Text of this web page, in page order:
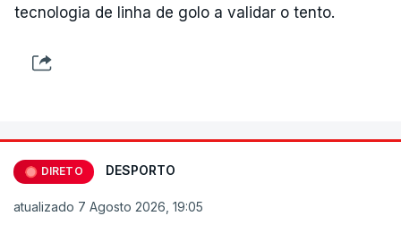
tecnologia de linha de golo a validar o tento.
DIRETO DESPORTO
atualizado 7 Agosto 2026, 19:05